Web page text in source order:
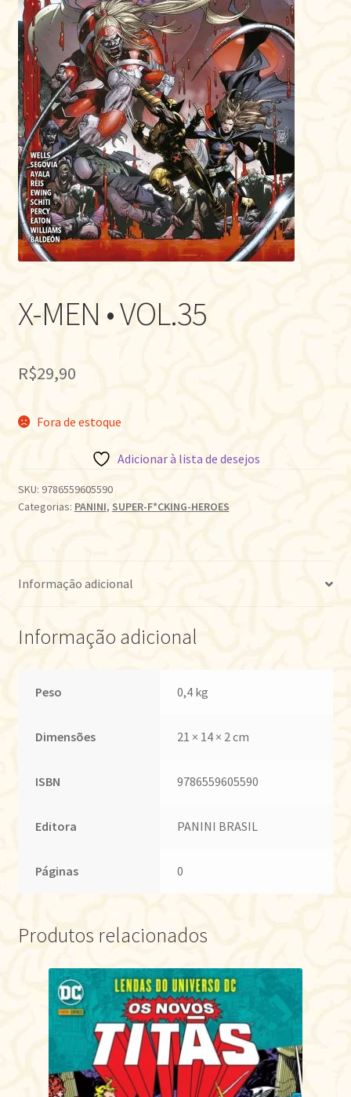
X-MEN • VOL.35
R$29,90
Fora de estoque
Adicionar à lista de desejos
SKU: 9786559605590
Categorias: PANINI, SUPER-F*CKING-HEROES
Informação adicional
Informação adicional
Peso 0,4 kg
Dimensões 21 × 14 × 2 cm
ISBN 9786559605590
Editora PANINI BRASIL
Páginas 0
Produtos relacionados